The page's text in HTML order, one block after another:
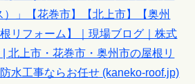
」【花巻市】【北上市】【奥州
リフォーム】｜現場ブログ｜株式
北上市・花巻市・奥州市の屋根リ
水工事ならお任せ (kaneko-roof.jp)